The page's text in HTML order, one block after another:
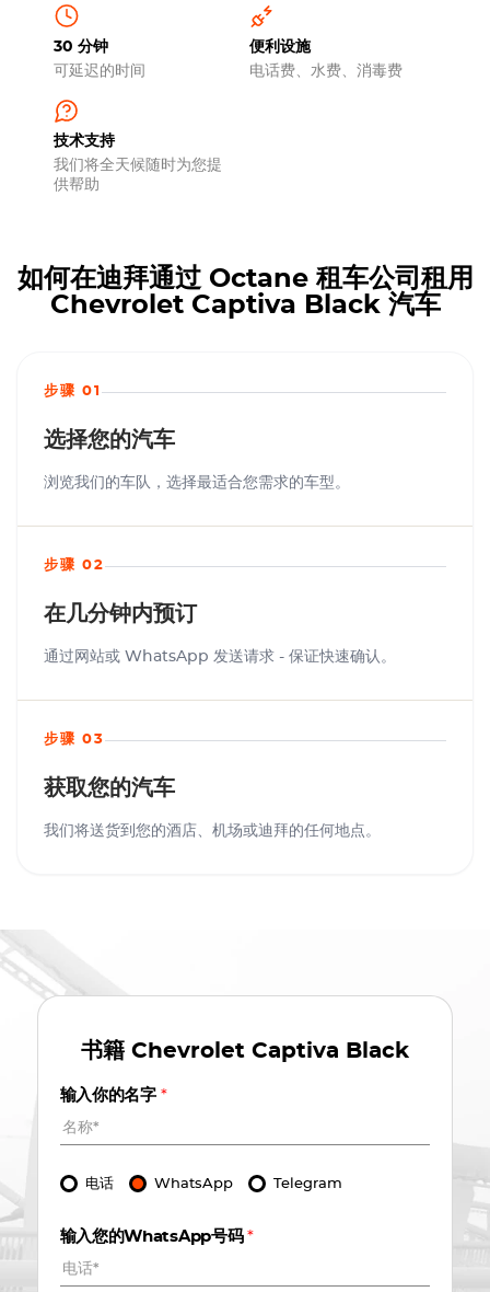
30 分钟
可延迟的时间
便利设施
电话费、水费、消毒费
技术支持
我们将全天候随时为您提
供帮助
如何在迪拜通过 Octane 租车公司租用
Chevrolet Captiva Black 汽车
步骤 01
选择您的汽车
浏览我们的车队，选择最适合您需求的车型。
步骤 02
在几分钟内预订
通过网站或 WhatsApp 发送请求 - 保证快速确认。
步骤 03
获取您的汽车
我们将送货到您的酒店、机场或迪拜的任何地点。
书籍 Chevrolet Captiva Black
输入你的名字 *
电话 WhatsApp Telegram
输入您的WhatsApp号码*